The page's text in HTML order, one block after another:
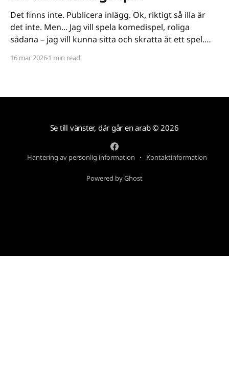
Det finns inte. Publicera inlägg. Ok, riktigt så illa är
det inte. Men... Jag vill spela komedispel, roliga
sådana – jag vill kunna sitta och skratta åt ett spel.
på ett kiss och bajs-spår eller så lutar de sig på
16 mar 20261 min read
Se till vänster, där går en arab© 2026
Hantering av personlig information Kontaktinformation
Powered by Ghost